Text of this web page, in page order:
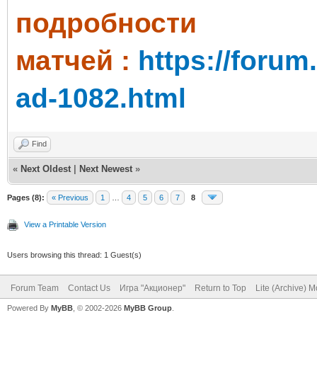
подробности
матчей : https://
ad-1082.html
Find
« Next Oldest Next Newest »
Pages (8): « Previous 1 4 5 6 7 8
View a Printable Version
Users browsing this thread: 1 Guest(s)
Forum Team Contact Us Игра "Акционер" Return to Top Lite (Archive)
Powered By MyBB , © 2002-2026 MyBB Group